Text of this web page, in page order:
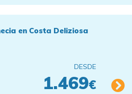
en Costa Deliziosa
DESDE
1.469€